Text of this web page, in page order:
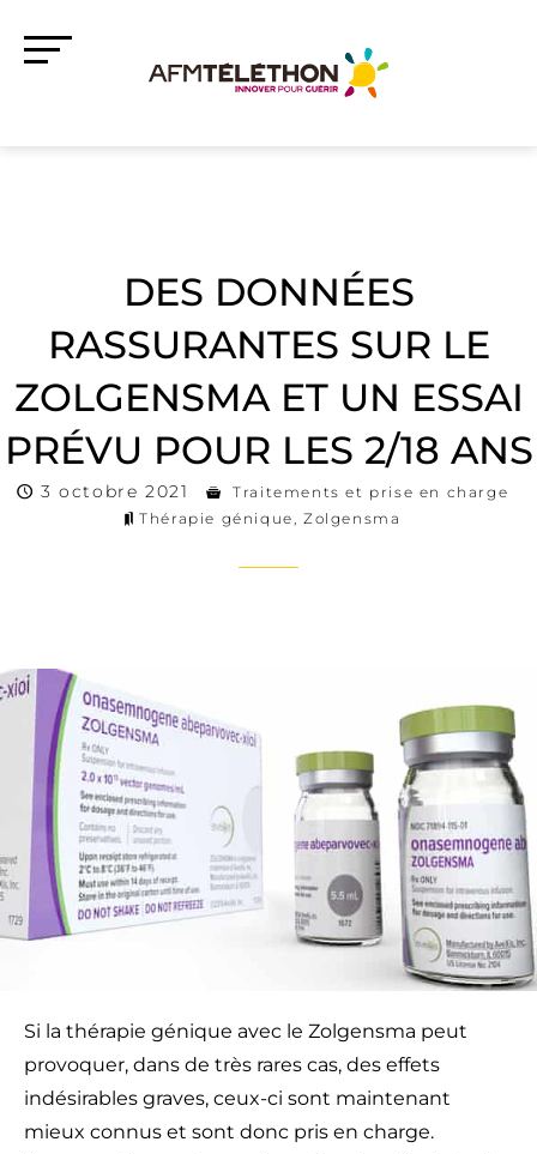
DES DONNÉES
RASSURANTES SUR LE
ZOLGENSMA ET UN ESSAI
PRÉVU POUR LES 2/18 ANS
3 octobre 2021
Traitements et prise en charge
Thérapie génique, Zolgensma
Si la thérapie génique avec le Zolgensma peut
provoquer, dans de très rares cas, des effets
indésirables graves, ceux-ci sont maintenant
mieux connus et sont donc pris en charge.